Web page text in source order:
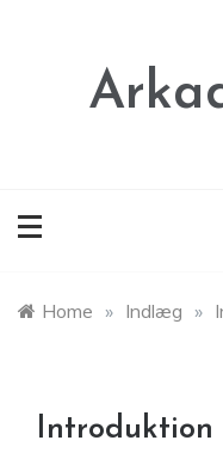
Home » Indlæg »
Introduktion